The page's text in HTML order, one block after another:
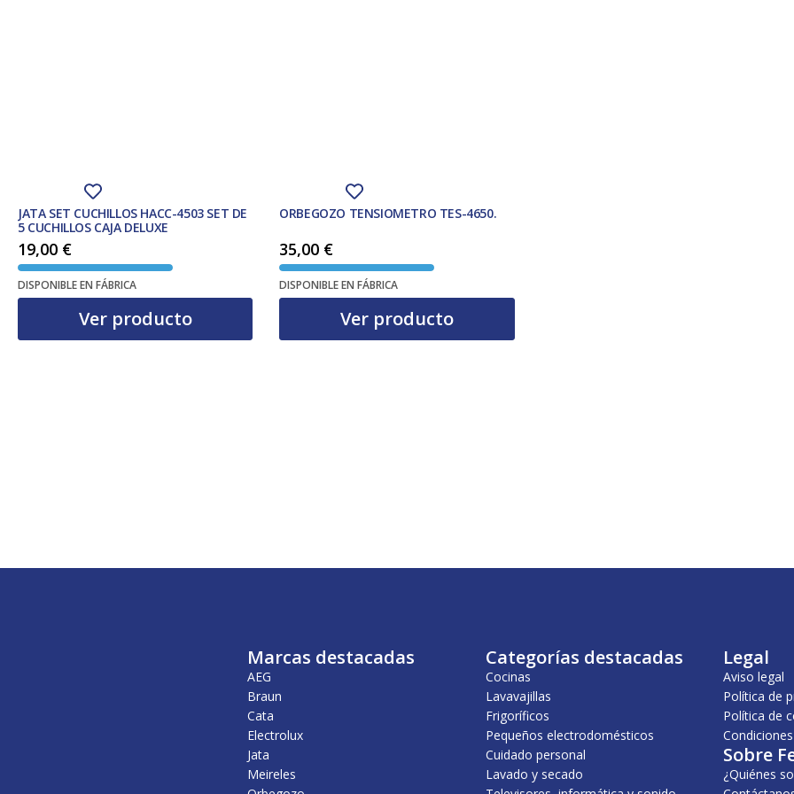
JATA SET CUCHILLOS HACC-4503 SET DE
5 CUCHILLOS CAJA DELUXE
19,00 €
DISPONIBLE EN FÁBRICA
Ver producto
ORBEGOZO TENSIOMETRO TES-4650.
35,00 €
DISPONIBLE EN FÁBRICA
Ver producto
Marcas destacadas
AEG
Braun
Cata
Electrolux
Jata
Meireles
Categorías destacadas
Cocinas
Lavavajillas
Frigoríficos
Pequeños electrodomésticos
Cuidado personal
Lavado y secado
Legal
Aviso legal
Política de
Política de
Sobre
¿Quiénes